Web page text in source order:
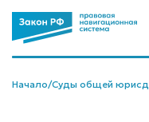
Начало/Суды общей